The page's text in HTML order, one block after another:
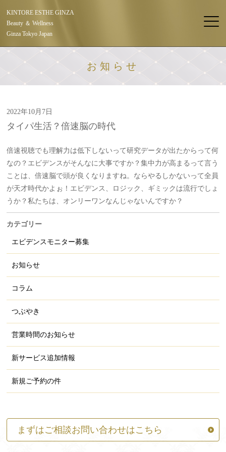
KINTORE ESTHE GINZA
Beauty ＆ Wellness
Ginza Tokyo Japan
お知らせ
2022年10月7日
タイパ生活？倍速脳の時代
倍速視聴でも理解力は低下しないって研究データが出たからって何
なの？エビデンスがそんなに大事ですか？集中力が高まるって言う
ことは、倍速脳で頭が良くなりますね。ならやるしかないって全員
が天才時代かよぉ！エビデンス、ロジック、ギミックは流行でしょ
うか？私たちは、オンリーワンなんじゃないんですか？
カテゴリー
エビデンスモニター募集
お知らせ
コラム
つぶやき
営業時間のお知らせ
新サービス追加情報
新規ご予約の件
まずはご相談お問い合わせはこちら